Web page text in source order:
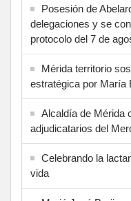
Posesión de
delegaciones y se
protocolo del 7 de
Mérida territorio
estratégica por María
Alcaldía de Mérida
adjudicatarios del
Celebrando la
vida